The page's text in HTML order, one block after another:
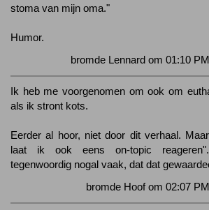
stoma van mijn oma."
Humor.
bromde Lennard om 01:10
Ik heb me voorgenomen om ook om
als ik stront kots.
Eerder al hoor, niet door dit verhaal.
laat ik ook eens on-topic
tegenwoordig nogal vaak, dat dat
bromde Hoof om 02:07